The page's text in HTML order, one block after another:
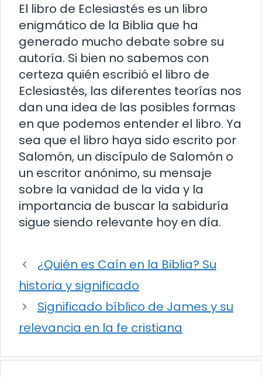
El libro de Eclesiastés es un libro
enigmático de la Biblia que ha
generado mucho debate sobre su
autoría. Si bien no sabemos con
certeza quién escribió el libro de
Eclesiastés, las diferentes teorías nos
dan una idea de las posibles formas
en que podemos entender el libro. Ya
sea que el libro haya sido escrito por
Salomón, un discípulo de Salomón o
un escritor anónimo, su mensaje
sobre la vanidad de la vida y la
importancia de buscar la sabiduría
sigue siendo relevante hoy en día.
¿Quién es Caín en la Biblia? Su
historia y significado
Significado bíblico de James y su
relevancia en la fe cristiana